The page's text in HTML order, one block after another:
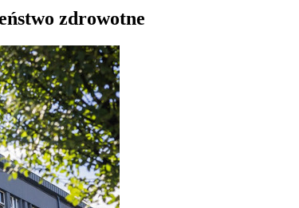
zdrowotne